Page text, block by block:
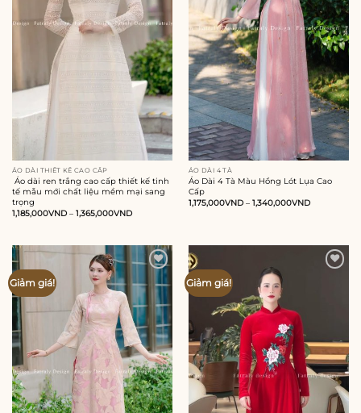
ÁO DÀI THIẾT KẾ CAO CẤP
Áo dài ren trắng cao cấp thiết kế tinh
tế mẫu mới chất liệu mềm mại sang
trọng
1,185,000VND– 1,365,000VND
ÁO DÀI 4 TÀ
Áo Dài 4 Tà Màu Hồng Lót Lụa Cao
Cấp
1,175,000VND– 1,340,000VND
Giảm giá!
wishlist
Giảm giá!